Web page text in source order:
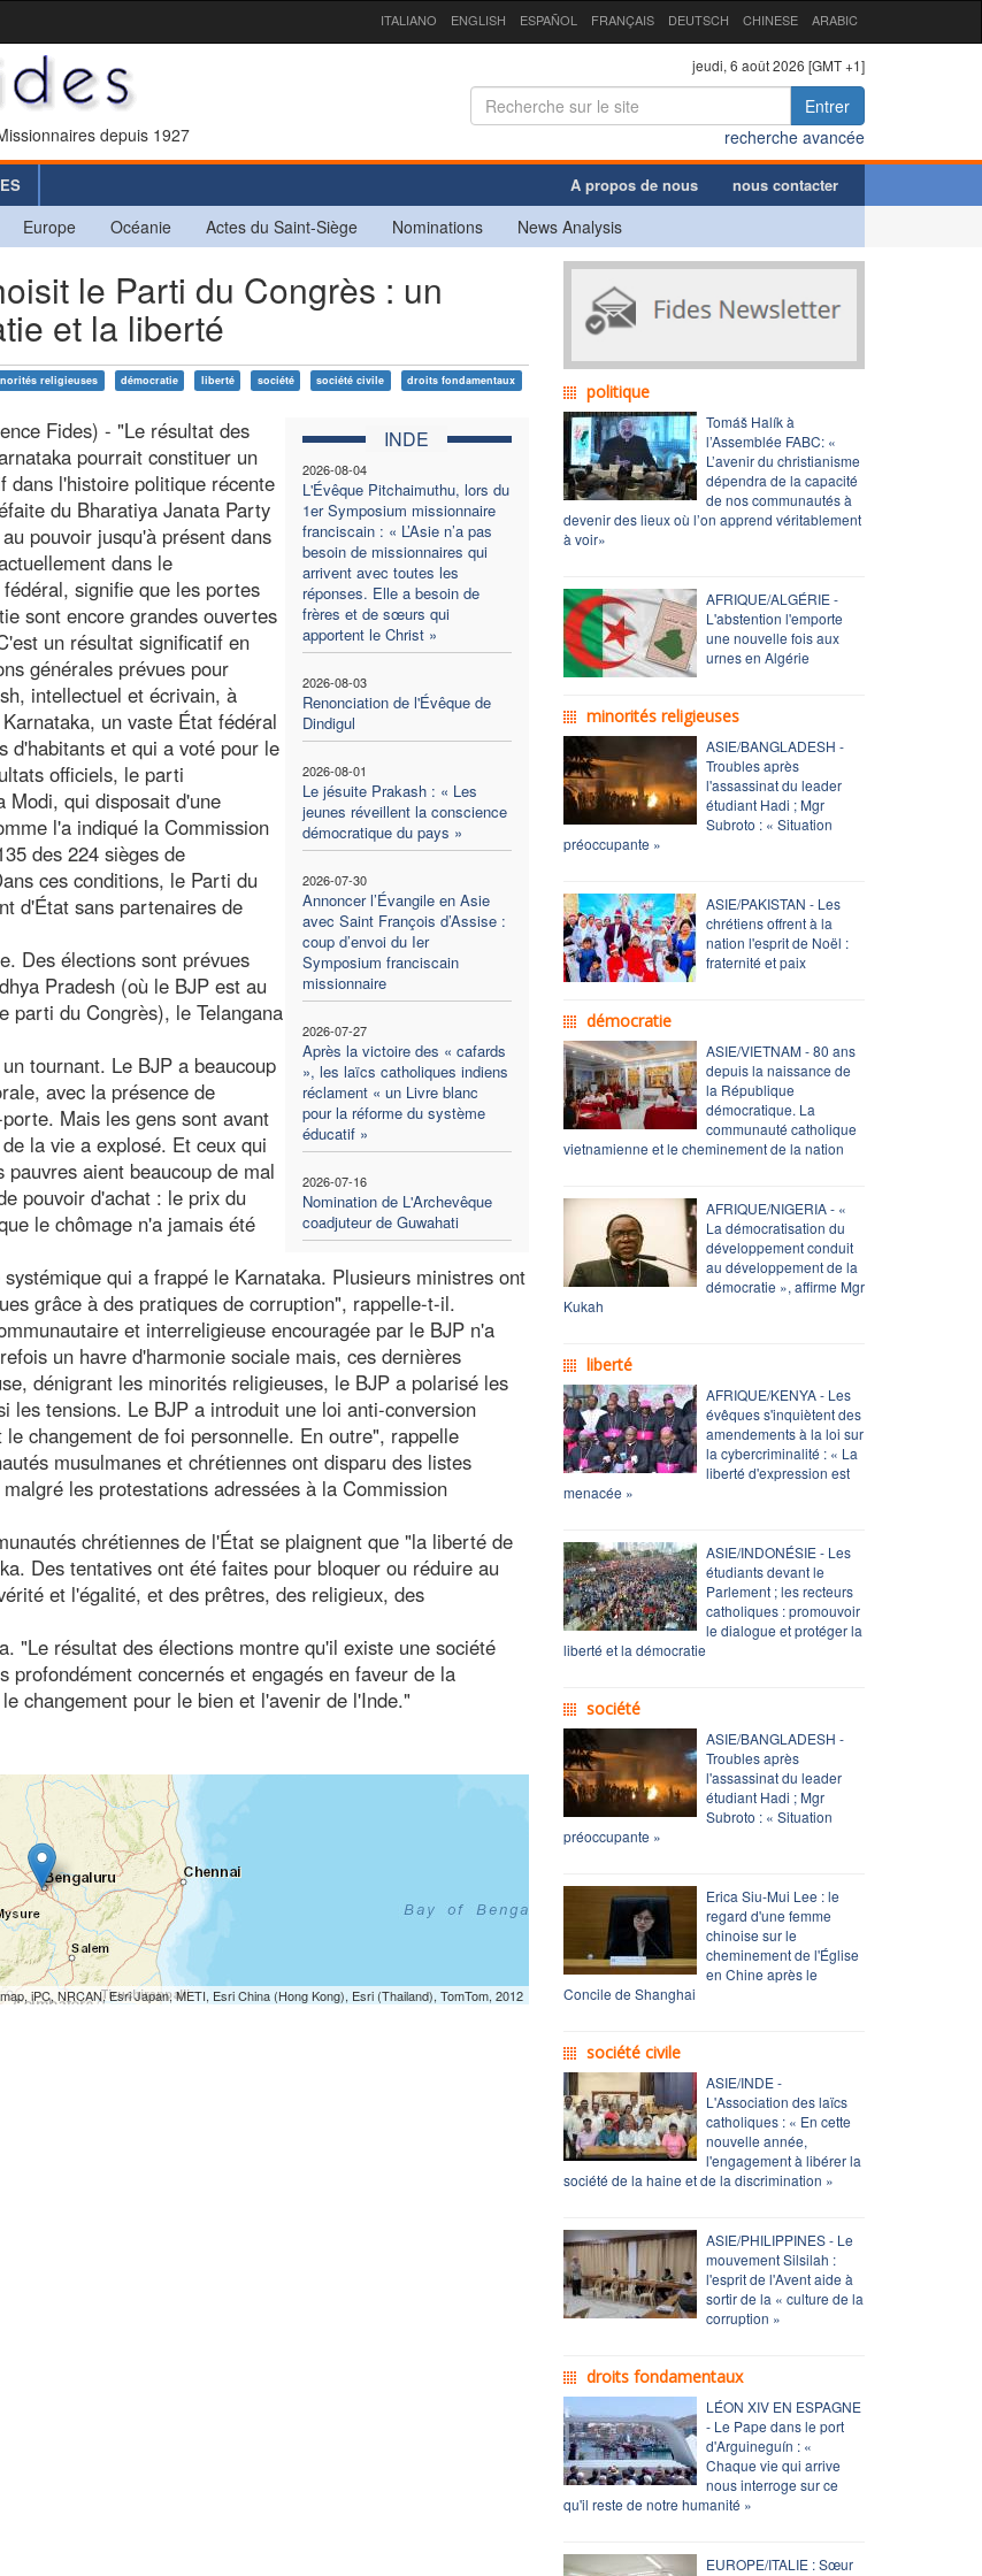
ITALIANO ENGLISH ESPAÑOL FRANÇAIS DEUTSCH CHINESE ARABIC
depuis 1927
jeudi, 6 août 2026 [GMT +1]
Entrer
recherche avancée
A propos de nous nous contacter
Europe Océanie Actes du Saint-Siège Nominations News Analysis
le Parti du Congrès : un
et la liberté
religieuses démocratie liberté société société civile droits fondamentaux
INDE
2026-08-04
L'Évêque Pitchaimuthu, lors du
1er Symposium missionnaire
franciscain : « L’Asie n’a pas
besoin de missionnaires qui
arrivent avec toutes les
réponses. Elle a besoin de
frères et de sœurs qui
apportent le Christ »
2026-08-03
Renonciation de l'Évêque de
Dindigul
2026-08-01
Le jésuite Prakash : « Les
jeunes réveillent la conscience
démocratique du pays »
2026-07-30
Annoncer l’Évangile en Asie
avec Saint François d’Assise :
coup d’envoi du Ier
Symposium franciscain
missionnaire
2026-07-27
Après la victoire des « cafards
», les laïcs catholiques indiens
réclament « un Livre blanc
pour la réforme du système
éducatif »
2026-07-16
Nomination de L'Archevêque
coadjuteur de Guwahati
Fides) - "Le résultat des
pourrait constituer un
dans l'histoire politique récente
du Bharatiya Janata Party
pouvoir jusqu'à présent dans
dans le
signifie que les portes
sont encore grandes ouvertes
un résultat significatif en
générales prévues pour
intellectuel et écrivain, à
un vaste État fédéral
d'habitants et qui a voté pour le
officiels, le parti
Modi, qui disposait d'une
l'a indiqué la Commission
des 224 sièges de
ces conditions, le Parti du
d'État sans partenaires de
Des élections sont prévues
Pradesh (où le BJP est au
parti du Congrès), le Telangana
tournant. Le BJP a beaucoup
avec la présence de
Mais les gens sont avant
la vie a explosé. Et ceux qui
aient beaucoup de mal
pouvoir d'achat : le prix du
le chômage n'a jamais été
qui a frappé le Karnataka. Plusieurs ministres ont
grâce à des pratiques de corruption", rappelle-t-il.
et interreligieuse encouragée par le BJP n'a
un havre d'harmonie sociale mais, ces dernières
dénigrant les minorités religieuses, le BJP a polarisé les
les tensions. Le BJP a introduit une loi anti-conversion
changement de foi personnelle. En outre", rappelle
musulmanes et chrétiennes ont disparu des listes
les protestations adressées à la Commission
chrétiennes de l'État se plaignent que "la liberté de
Des tentatives ont été faites pour bloquer ou réduire au
et l'égalité, et des prêtres, des religieux, des
"Le résultat des élections montre qu'il existe une société
concernés et engagés en faveur de la
changement pour le bien et l'avenir de l'Inde."
iPC, NRCAN, Esri Japan, METI, Esri China (Hong Kong), Esri (Thailand), TomTom, 2012
politique
Tomáš Halík à
l’Assemblée FABC: «
L’avenir du christianisme
dépendra de la capacité
de nos communautés à
devenir des lieux où l’on apprend véritablement
à voir»
AFRIQUE/ALGÉRIE -
L'abstention l'emporte
une nouvelle fois aux
urnes en Algérie
minorités religieuses
ASIE/BANGLADESH -
Troubles après
l'assassinat du leader
étudiant Hadi ; Mgr
Subroto : « Situation
préoccupante »
ASIE/PAKISTAN - Les
chrétiens offrent à la
nation l'esprit de Noël :
fraternité et paix
démocratie
ASIE/VIETNAM - 80 ans
depuis la naissance de
la République
démocratique. La
communauté catholique
vietnamienne et le cheminement de la nation
AFRIQUE/NIGERIA - «
La démocratisation du
développement conduit
au développement de la
démocratie », affirme Mgr
Kukah
liberté
AFRIQUE/KENYA - Les
évêques s'inquiètent des
amendements à la loi sur
la cybercriminalité : « La
liberté d'expression est
menacée »
ASIE/INDONÉSIE - Les
étudiants devant le
Parlement ; les recteurs
catholiques : promouvoir
le dialogue et protéger la
liberté et la démocratie
société
ASIE/BANGLADESH -
Troubles après
l'assassinat du leader
étudiant Hadi ; Mgr
Subroto : « Situation
préoccupante »
Erica Siu-Mui Lee : le
regard d'une femme
chinoise sur le
cheminement de l'Église
en Chine après le
Concile de Shanghai
société civile
ASIE/INDE -
L'Association des laïcs
catholiques : « En cette
nouvelle année,
l'engagement à libérer la
société de la haine et de la discrimination »
ASIE/PHILIPPINES - Le
mouvement Silsilah :
l'esprit de l'Avent aide à
sortir de la « culture de la
corruption »
droits fondamentaux
LÉON XIV EN ESPAGNE
- Le Pape dans le port
d'Arguineguín : «
Chaque vie qui arrive
nous interroge sur ce
qu'il reste de notre humanité »
EUROPE/ITALIE : Sœur